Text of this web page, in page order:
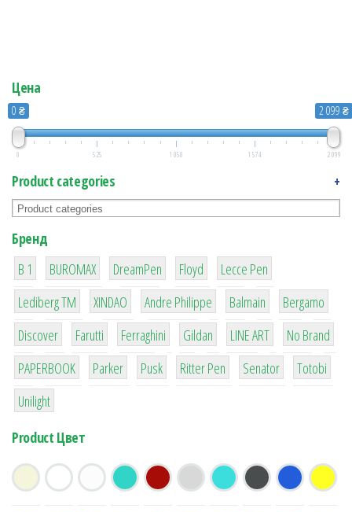
Цена
0 ₴ 2 099 ₴
0 525 1 050 1 574 2 099
Product categories +
Бренд
B 1
1
BUROMAX
1
DreamPen
2
Floyd
2
Lecce Pen
3
Lediberg ТМ
3
XINDAO
1
Andre Philippe
4
Balmain
26
Bergamo
64
Discover
299
Farutti
4
Ferraghini
42
Gildan
4
LINE ART
90
No Brand
8
PAPERBOOK
6
Parker
2
Pusk
22
Ritter Pen
15
Senator
43
Totobi
1
Unilight
Product Цвет